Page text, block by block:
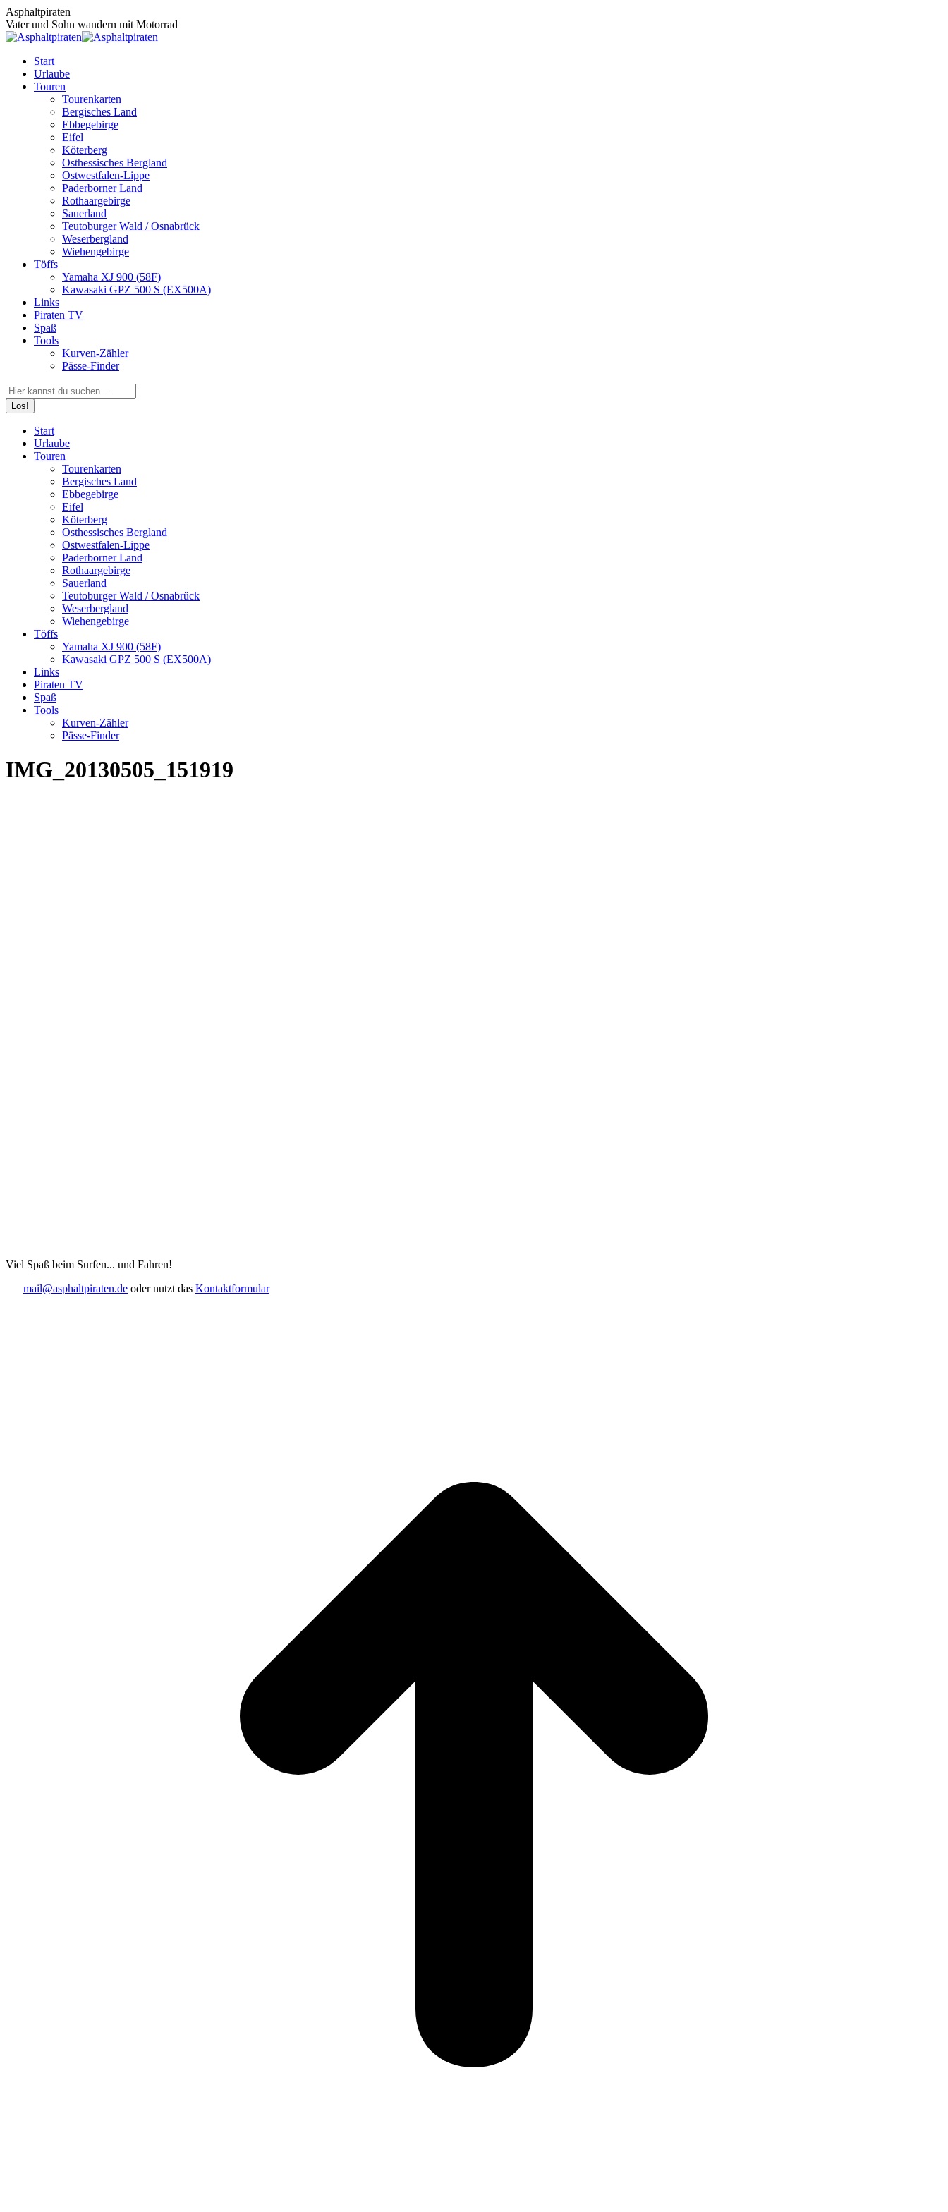
Zum
Inhalt
springen
Asphaltpiraten
Vater und Sohn wandern mit Motorrad
Start
Urlaube
Touren
Tourenkarten
Bergisches Land
Ebbegebirge
Eifel
Köterberg
Osthessisches Bergland
Ostwestfalen-Lippe
Paderborner Land
Rothaargebirge
Sauerland
Teutoburger Wald / Osnabrück
Weserbergland
Wiehengebirge
Töffs
Yamaha XJ 900 (58F)
Kawasaki GPZ 500 S (EX500A)
Links
Piraten TV
Spaß
Tools
Kurven-Zähler
Pässe-Finder
Search:
page
opens
page
opens
page
opens
Start
Urlaube
Touren
Tourenkarten
Bergisches Land
Ebbegebirge
Eifel
Köterberg
Osthessisches Bergland
Ostwestfalen-Lippe
Paderborner Land
Rothaargebirge
Sauerland
Teutoburger Wald / Osnabrück
Weserbergland
Wiehengebirge
Töffs
Yamaha XJ 900 (58F)
Kawasaki GPZ 500 S (EX500A)
Links
Piraten TV
Spaß
Tools
Kurven-Zähler
Pässe-Finder
IMG_20130505_151919
Viel Spaß beim Surfen... und Fahren!
mail@asphaltpiraten.de oder nutzt das Kontaktformular